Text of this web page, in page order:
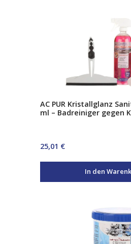
AC PUR Kristallglanz
ml – Badreiniger gegen
Regulärer Preis:
25,01 €
In den